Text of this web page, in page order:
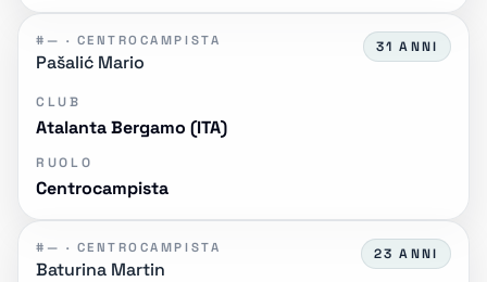
#— · CENTROCAMPISTA
Pašalić Mario
31 ANNI
CLUB
Atalanta Bergamo (ITA)
RUOLO
Centrocampista
#— · CENTROCAMPISTA
Baturina Martin
23 ANNI